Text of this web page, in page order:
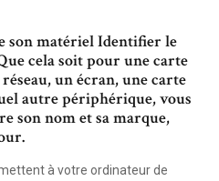
son matériel Identifier le
cela soit pour une carte
un écran, une carte
autre périphérique, vous
son nom et sa marque,
à votre ordinateur de